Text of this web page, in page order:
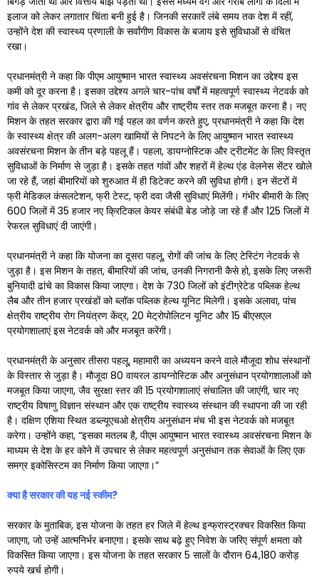
इलाज को लेकर लगातार चिंता बनी हुई है। जिनकी सरकारें लंबे समय तक देश में रहीं,
उन्होंने देश की स्वास्थ्य प्रणाली के सर्वांगीण विकास के बजाय इसे सुविधाओं से वंचित
रखा।
प्रधानमंत्री ने कहा कि पीएम आयुष्मान भारत स्वास्थ्य अवसंरचना मिशन का उद्देश्य इस
कमी को दूर करना है। इसका उद्देश्य अगले चार-पांच वर्षों में महत्वपूर्ण स्वास्थ्य नेटवर्क को
गांव से लेकर प्रखंड, जिले से लेकर क्षेत्रीय और राष्ट्रीय स्तर तक मजबूत करना है। नए
मिशन के तहत सरकार द्वारा की गई पहल का वर्णन करते हुए, प्रधानमंत्री ने कहा कि देश
के स्वास्थ्य क्षेत्र की अलग-अलग खामियों से निपटने के लिए आयुष्मान भारत स्वास्थ्य
अवसंरचना मिशन के तीन बड़े पहलू हैं। पहला, डायग्नोस्टिक और ट्रीटमेंट के लिए विस्तृत
सुविधाओं के निर्माण से जुड़ा है। इसके तहत गांवों और शहरों में हेल्थ एंड वेलनेस सेंटर खोले
जा रहे हैं, जहां बीमारियों को शुरुआत में ही डिटेक्ट करने की सुविधा होगी। इन सेंटरों में
फ्री मेडिकल कंसलटेशन, फ्री टेस्ट, फ्री दवा जैसी सुविधाएं मिलेंगी। गंभीर बीमारी के लिए
600 जिलों में 35 हजार नए क्रिटिकल केयर संबंधी बेड जोड़े जा रहे हैं और 125 जिलों में
रेफरल सुविधाएं दी जाएंगी।
प्रधानमंत्री ने कहा कि योजना का दूसरा पहलू, रोगों की जांच के लिए टेस्टिंग नेटवर्क से
जुड़ा है। इस मिशन के तहत, बीमारियों की जांच, उनकी निगरानी कैसे हो, इसके लिए जरूरी
बुनियादी ढांचे का विकास किया जाएगा। देश के 730 जिलों को इंटीग्रेटेड पब्लिक हेल्थ
लैब और तीन हजार प्रखंडों को ब्लॉक पब्लिक हेल्थ यूनिट मिलेगी। इसके अलावा, पांच
क्षेत्रीय राष्ट्रीय रोग नियंत्रण केंद्र, 20 मेट्रोपोलिटन यूनिट और 15 बीएसएल
प्रयोगशालाएं इस नेटवर्क को और मजबूत करेंगी।
प्रधानमंत्री के अनुसार तीसरा पहलू, महामारी का अध्ययन करने वाले मौजूदा शोध संस्थानों
के विस्तार से जुड़ा है। मौजूदा 80 वायरल डायग्नोस्टिक और अनुसंधान प्रयोगशालाओं को
मजबूत किया जाएगा, जैव सुरक्षा स्तर की 15 प्रयोगशालाएं संचालित की जाएंगी, चार नए
राष्ट्रीय विषाणु विज्ञान संस्थान और एक राष्ट्रीय स्वास्थ्य संस्थान की स्थापना की जा रही
है। दक्षिण एशिया स्थित डब्ल्यूएचओ क्षेत्रीय अनुसंधान मंच भी इस नेटवर्क को मजबूत
करेगा। उन्होंने कहा, “इसका मतलब है, पीएम आयुष्मान भारत स्वास्थ्य अवसंरचना मिशन के
माध्यम से देश के हर कोने में उपचार से लेकर महत्वपूर्ण अनुसंधान तक सेवाओं के लिए एक
समग्र इकोसिस्टम का निर्माण किया जाएगा।”
क्या है सरकार की यह नई स्कीम?
सरकार के मुताबिक, इस योजना के तहत हर जिले में हेल्थ इन्फ्रास्ट्रक्चर विकसित किया
जाएगा, जो उन्हें आत्मनिर्भर बनाएगा। इसके साथ बढ़े हुए निवेश के जरिए संपूर्ण क्षमता को
विकसित किया जाएगा। इस योजना के तहत सरकार 5 सालों के दौरान 64,180 करोड़
रुपये खर्च होगी।